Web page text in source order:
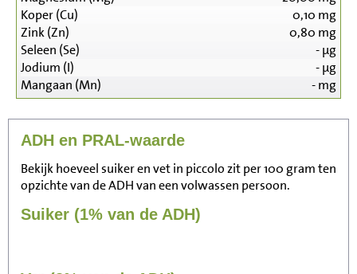
Koper (Cu)
0,10 mg
Zink (Zn)
0,80 mg
Seleen (Se)
-µg
Jodium (I)
-µg
Mangaan (Mn)
-mg
ADH en PRAL-waarde
Bekijk hoeveel suiker en vet in piccolo zit per 100 gram ten
opzichte van de ADH van een volwassen persoon.
Suiker (1% van de ADH)